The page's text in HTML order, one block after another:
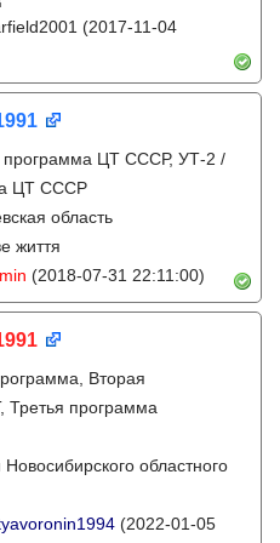
(2017-11-04
программа ЦТ СССР, УТ-2 /
ЦТ СССР
область
життя
(2018-07-31 22:11:00)
Вторая
программа
областного
(2022-01-05